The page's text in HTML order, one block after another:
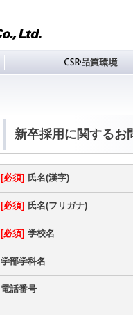
新卒採用に関するお
必須 氏名(漢字)
必須 氏名(フリガナ)
必須 学校名
学部学科名
電話番号